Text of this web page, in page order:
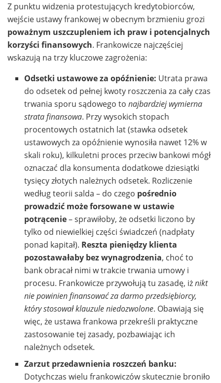
Z punktu widzenia protestujących kredytobiorców,
wejście ustawy frankowej w obecnym brzmieniu grozi
poważnym uszczupleniem ich praw i potencjalnych
korzyści finansowych. Frankowicze najczęściej
wskazują na trzy kluczowe zagrożenia:
Odsetki ustawowe za opóźnienie: Utrata prawa
do odsetek od pełnej kwoty roszczenia za cały czas
trwania sporu sądowego tonajbardziej wymierna
strata finansowa. Przy wysokich stopach
procentowych ostatnich lat (stawka odsetek
ustawowych za opóźnienie wynosiła nawet 12% w
skali roku), kilkuletni proces przeciw bankowi mógł
oznaczać dla konsumenta dodatkowe dziesiątki
tysięcy złotych należnych odsetek. Rozliczenie
według teorii salda – do czego pośrednio
prowadzić może forsowane w ustawie
potrącenie– sprawiłoby, że odsetki liczono by
tylko od niewielkiej części świadczeń (nadpłaty
ponad kapitał). Reszta pieniędzy klienta
pozostawałaby bez wynagrodzenia, choć to
bank obracał nimi w trakcie trwania umowy i
procesu. Frankowicze przywołują tu zasadę, iżnikt
nie powinien finansować za darmo przedsiębiorcy,
który stosował klauzule niedozwolone. Obawiają się
więc, że ustawa frankowa przekreśli praktyczne
zastosowanie tej zasady, pozbawiając ich
należnych odsetek.
Zarzut przedawnienia roszczeń banku:
Dotychczas wielu frankowiczów skutecznie broniło